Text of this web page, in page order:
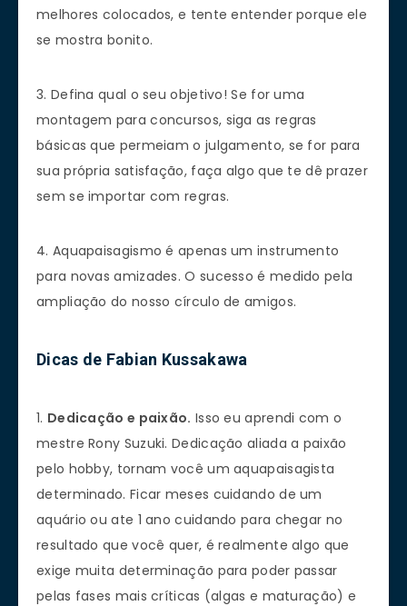
melhores colocados, e tente entender porque ele
se mostra bonito.
3. Defina qual o seu objetivo! Se for uma
montagem para concursos, siga as regras
básicas que permeiam o julgamento, se for para
sua própria satisfação, faça algo que te dê prazer
sem se importar com regras.
4. Aquapaisagismo é apenas um instrumento
para novas amizades. O sucesso é medido pela
ampliação do nosso círculo de amigos.
Dicas de Fabian Kussakawa
1. Dedicação e paixão. Isso eu aprendi com o
mestre Rony Suzuki. Dedicação aliada a paixão
pelo hobby, tornam você um aquapaisagista
determinado. Ficar meses cuidando de um
aquário ou ate 1 ano cuidando para chegar no
resultado que você quer, é realmente algo que
exige muita determinação para poder passar
pelas fases mais críticas (algas e maturação) e